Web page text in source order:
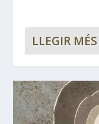
LLEGIR MÉS